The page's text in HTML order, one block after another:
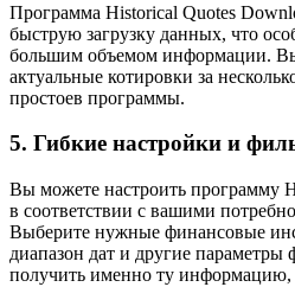
Программа Historical Quotes
быструю загрузку данных, что
большим объемом информации.
актуальные котировки за
простоев программы.
5. Гибкие настройки и
Вы можете настроить программу
в соответствии с вашими
Выберите нужные финансовые
диапазон дат и другие параметры
получить именно ту информацию,